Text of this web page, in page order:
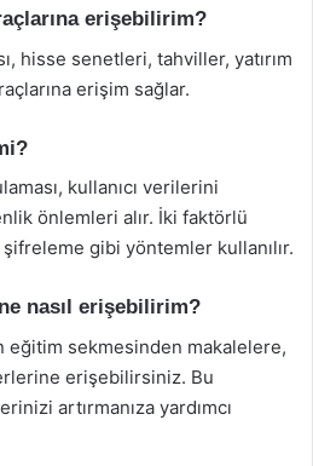
erişebilirim?
hisse senetleri, tahviller, yatırım
erişim sağlar.
kullanıcı verilerini
önlemleri alır. İki faktörlü
gibi yöntemler kullanılır.
nasıl erişebilirim?
eğitim sekmesinden makalelere,
erişebilirsiniz. Bu
artırmanıza yardımcı